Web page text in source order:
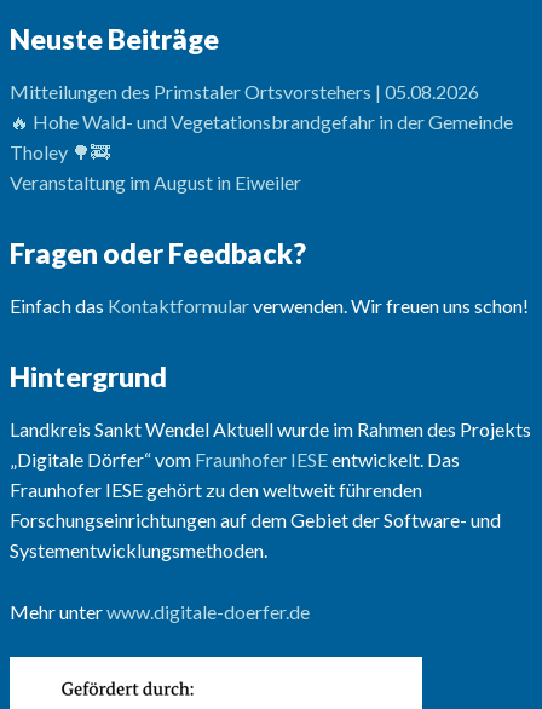
Neuste Beiträge
Mitteilungen des Primstaler Ortsvorstehers | 05.08.2026
🔥 Hohe Wald- und Vegetationsbrandgefahr in der Gemeinde
Tholey 🌳🚒
Veranstaltung im August in Eiweiler
Fragen oder Feedback?
Einfach das Kontaktformularverwenden. Wir freuen uns schon!
Hintergrund
Landkreis Sankt Wendel Aktuell wurde im Rahmen des Projekts
„Digitale Dörfer“ vom Fraunhofer IESEentwickelt. Das
Fraunhofer IESE gehört zu den weltweit führenden
Forschungseinrichtungen auf dem Gebiet der Software- und
Systementwicklungsmethoden.
Mehr unterwww.digitale-doerfer.de